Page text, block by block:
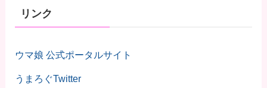
リンク
ウマ娘 公式ポータルサイト
うまろぐTwitter